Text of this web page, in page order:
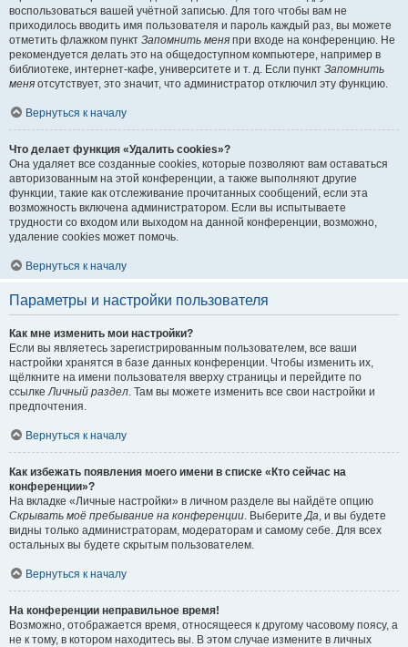
воспользоваться вашей учётной записью. Для того чтобы вам не
приходилось вводить имя пользователя и пароль каждый раз, вы можете
отметить флажком пункт Запомнить меня при входе на конференцию. Не
рекомендуется делать это на общедоступном компьютере, например в
библиотеке, интернет-кафе, университете и т. д. Если пункт Запомнить
меня отсутствует, это значит, что администратор отключил эту функцию.
Вернуться к началу
Что делает функция «Удалить cookies»?
Она удаляет все созданные cookies, которые позволяют вам оставаться
авторизованным на этой конференции, а также выполняют другие
функции, такие как отслеживание прочитанных сообщений, если эта
возможность включена администратором. Если вы испытываете
трудности со входом или выходом на данной конференции, возможно,
удаление cookies может помочь.
Вернуться к началу
Параметры и настройки пользователя
Как мне изменить мои настройки?
Если вы являетесь зарегистрированным пользователем, все ваши
настройки хранятся в базе данных конференции. Чтобы изменить их,
щёлкните на имени пользователя вверху страницы и перейдите по
ссылкеЛичный раздел. Там вы можете изменить все свои настройки и
предпочтения.
Вернуться к началу
Как избежать появления моего имени в списке «Кто сейчас на
конференции»?
На вкладке «Личные настройки» в личном разделе вы найдёте опцию
Скрывать моё пребывание на конференции. ВыберитеДа, и вы будете
видны только администраторам, модераторам и самому себе. Для всех
остальных вы будете скрытым пользователем.
Вернуться к началу
На конференции неправильное время!
Возможно, отображается время, относящееся к другому часовому поясу, а
не к тому, в котором находитесь вы. В этом случае измените в личных